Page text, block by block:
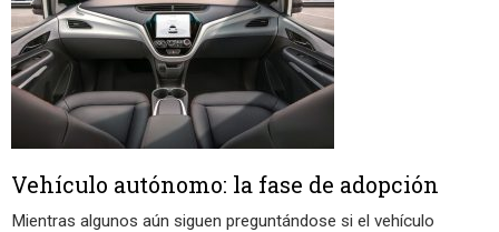
Vehículo autónomo: la fase de adopción
Mientras algunos aún siguen preguntándose si el vehículo